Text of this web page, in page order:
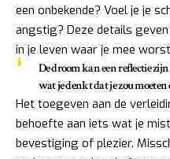
een onbekende? Voel je je
angstig? Deze details
in je leven waar je mee
De droom kan een reflectie
wat je denkt dat jezou moeten
Het toegeven aan de
behoefte aan iets wat je
bevestiging of plezier.